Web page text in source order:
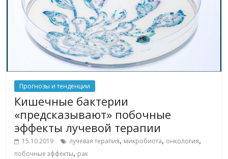
Прогнозы и тенденции
Кишечные бактерии
«предсказывают» побочные
эффекты лучевой терапии
15.10.2019 лучевая терапия, микробиота, онкология,
побочные эффекты, рак